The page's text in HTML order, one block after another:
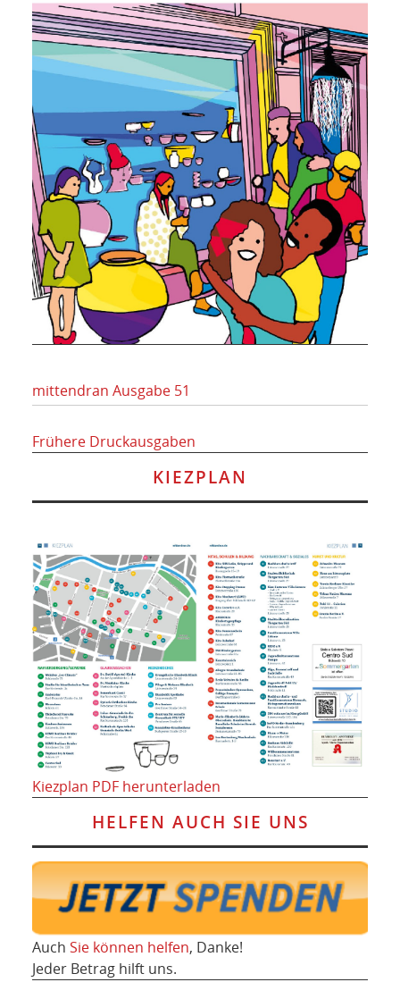
mittendran Ausgabe 51
Frühere Druckausgaben
KIEZPLAN
Kiezplan PDF herunterladen
HELFEN AUCH SIE UNS
Auch Sie können helfen, Danke!
Jeder Betrag hilft uns.